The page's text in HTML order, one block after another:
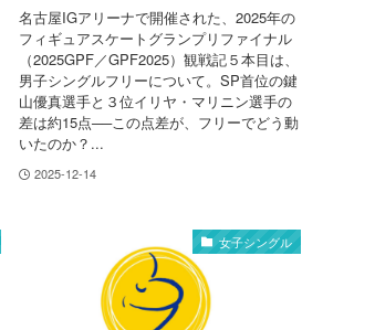
名古屋IGアリーナで開催された、2025年の
フィギュアスケートグランプリファイナル
（2025GPF／GPF2025）観戦記５本目は、
男子シングルフリーについて。SP首位の鍵
山優真選手と３位イリヤ・マリニン選手の
差は約15点──この点差が、フリーでどう動
いたのか？...
2025-12-14
女子シングル